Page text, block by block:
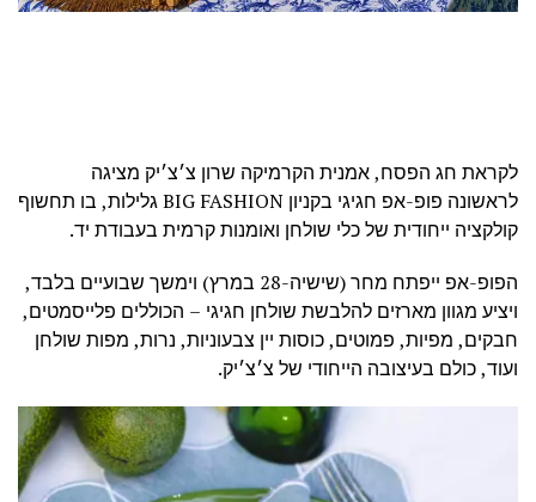
לקראת חג הפסח, אמנית הקרמיקה שרון צ׳צ׳יק מציגה
לראשונה פופ-אפ חגיגי בקניון BIG FASHION גלילות, בו תחשוף
קולקציה ייחודית של כלי שולחן ואומנות קרמית בעבודת יד.
הפופ-אפ ייפתח מחר (שישיה-28 במרץ) וימשך שבועיים בלבד,
ויציע מגוון מארזים להלבשת שולחן חגיגי – הכוללים פלייסמטים,
חבקים, מפיות, פמוטים, כוסות יין צבעוניות, נרות, מפות שולחן
ועוד, כולם בעיצובה הייחודי של צ׳צ׳יק.